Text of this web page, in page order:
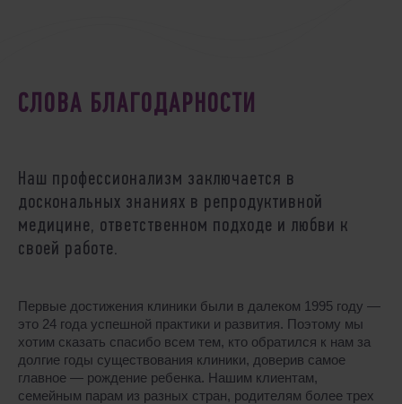
СЛОВА БЛАГОДАРНОСТИ
Наш профессионализм заключается в
доскональных знаниях в репродуктивной
медицине, ответственном подходе и любви к
своей работе.
Первые достижения клиники были в далеком 1995 году —
это 24 года успешной практики и развития. Поэтому мы
хотим сказать спасибо всем тем, кто обратился к нам за
долгие годы существования клиники, доверив самое
главное — рождение ребенка. Нашим клиентам,
семейным парам из разных стран, родителям более трех